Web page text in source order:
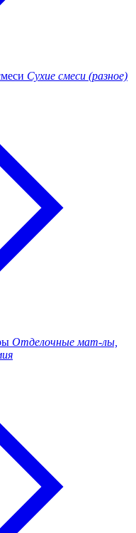
Сухие смеси (разное)
Отделочные мат-лы,